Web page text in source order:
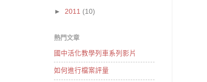
► 2011 (10)
熱門文章
國中活化教學列車系列影片
如何進行檔案評量